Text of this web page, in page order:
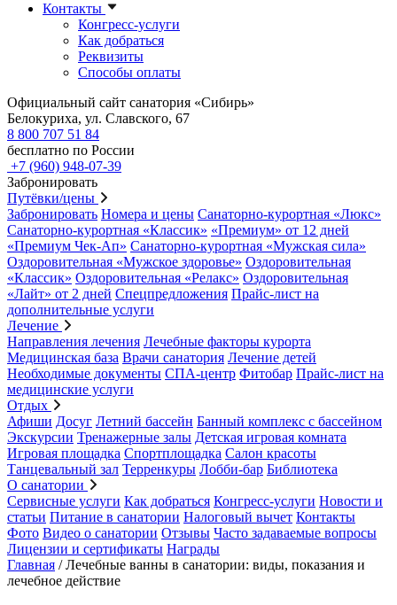
Контакты
Конгресс-услуги
Как добраться
Реквизиты
Способы оплаты
Официальный сайт санатория «Сибирь»
Белокуриха, ул. Славского, 67
8 800 707 51 84
бесплатно по России
+7 (960) 948-07-39
Забронировать
Путёвки/цены
Забронировать Номера и цены Санаторно-курортная «Люкс»
Санаторно-курортная «Классик» «Премиум» от 12 дней
«Премиум Чек-Ап» Санаторно-курортная «Мужская сила»
Оздоровительная «Мужское здоровье» Оздоровительная
«Классик» Оздоровительная «Релакс» Оздоровительная
«Лайт» от 2 дней Спецпредложения Прайс-лист на
дополнительные услуги
Лечение
Направления лечения Лечебные факторы курорта
Медицинская база Врачи санатория Лечение детей
Необходимые документы СПА-центр Фитобар Прайс-лист на
медицинские услуги
Отдых
Афиши Досуг Летний бассейн Банный комплекс с бассейном
Экскурсии Тренажерные залы Детская игровая комната
Игровая площадка Спортплощадка Салон красоты
Танцевальный зал Терренкуры Лобби-бар Библиотека
О санатории
Сервисные услуги Как добраться Конгресс-услуги Новости и
статьи Питание в санатории Налоговый вычет Контакты
Фото Видео о санатории Отзывы Часто задаваемые вопросы
Лицензии и сертификаты Награды
Главная /Лечебные ванны в санатории: виды, показания и
лечебное действие